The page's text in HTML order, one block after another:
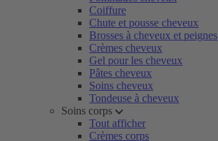
Coiffure
Chute et pousse cheveux
Brosses à cheveux et peignes
Crèmes cheveux
Gel pour les cheveux
Pâtes cheveux
Soins cheveux
Tondeuse à cheveux
Soins corps
Tout afficher
Crèmes corps